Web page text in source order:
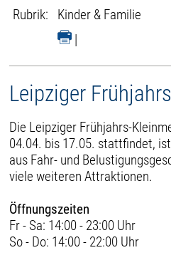
Rubrik:
Kinder & Familie
|
Leipziger
Die Leipziger Frühjahrs-
04.04. bis 17.05. stattfindet,
aus Fahr- und
viele weiteren Attraktionen.
Öffnungszeiten
Fr - Sa: 14:00 - 23:00 Uhr
So - Do: 14:00 - 22:00 Uhr